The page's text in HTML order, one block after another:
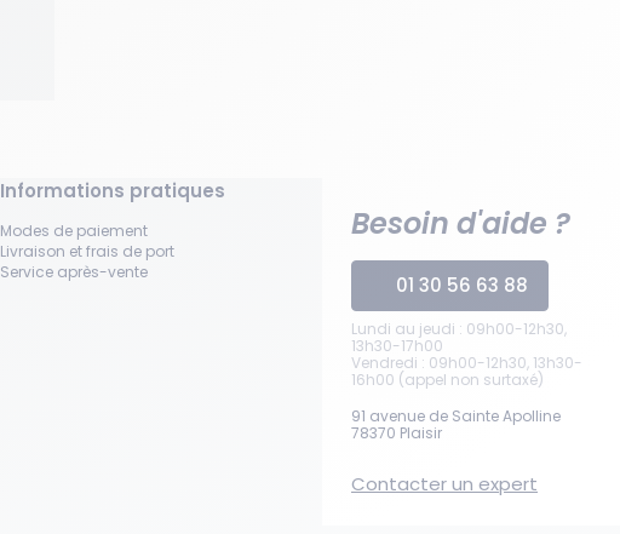
Informations pratiques
Modes de paiement
Livraison et frais de port
Service après-vente
Besoin d'aide ?
01 30 56 63 88
Lundi au jeudi : 09h00-12h30,
13h30-17h00
Vendredi : 09h00-12h30, 13h30-
16h00 (appel non surtaxé)
91 avenue de Sainte Apolline
78370 Plaisir
Contacter un expert